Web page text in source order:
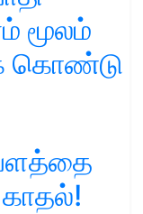
மூலம்
கொண்டு
காதல்!